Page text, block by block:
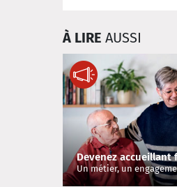
À LIRE AUSSI
Devenez accueillant
Un métier, un